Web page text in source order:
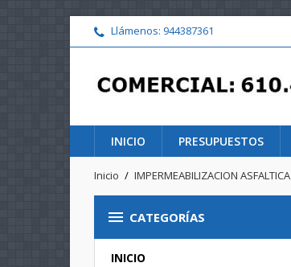
Llámenos: 944387361
INICIO PRESUPUESTOS
Inicio IMPERMEABILIZACION ASFALTICA
 CATEGORÍAS
INICIO